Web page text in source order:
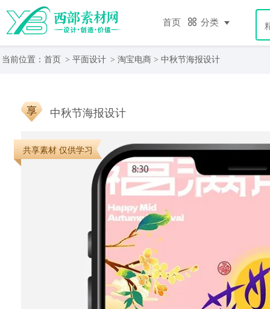
首页 分类
当前位置： 首页 > 平面设计 > 淘宝电商 > 中秋节海报设计
中秋节海报设计
共享素材 仅供学习